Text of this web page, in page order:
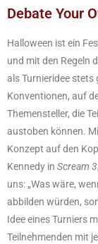
Debate Your
Halloween ist ein
und mit den Regeln
als Turnieridee
Konventionen, auf
Themensteller, die
austoben können.
Konzept auf den
Kennedy in Scream 3
uns: „Was wäre,
abbilden würden,
Idee eines Turniers
Teilnehmenden mit